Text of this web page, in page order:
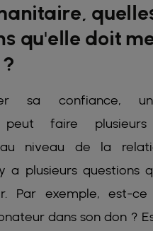
qu'elle doit
sa confiance,
peut faire plusieurs
niveau de la
a plusieurs questions
Par exemple, est-
dans son don ?